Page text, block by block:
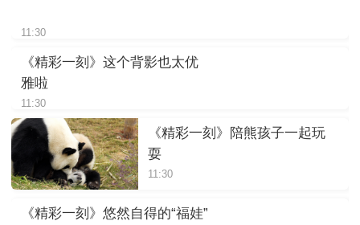
11:30
《精彩一刻》这个背影也太优
雅啦
11:30
《精彩一刻》陪熊孩子一起玩
耍
11:30
《精彩一刻》悠然自得的“福娃”